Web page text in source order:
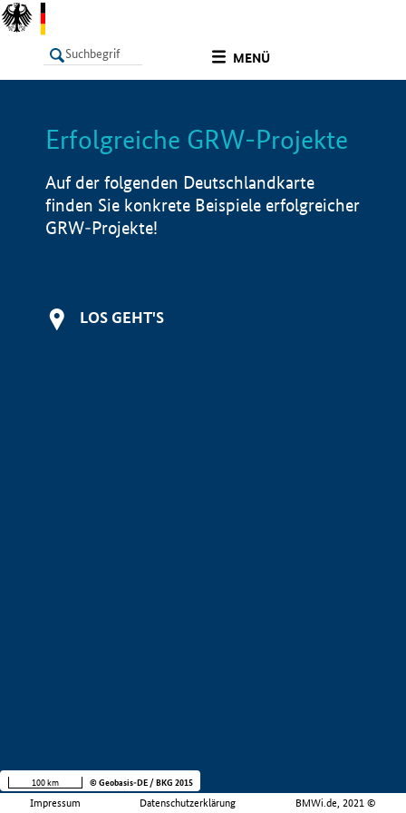
MENÜ
LISTE Info
Erfolgreiche GRW-Projekte
Auf der folgenden Deutschlandkarte
finden Sie konkrete Beispiele erfolgreicher
GRW-Projekte!
LOS GEHT'S
Impressum Datenschutzerklärung BMWi.de, 2021 ©
100 km © Geobasis-DE / BKG 2015